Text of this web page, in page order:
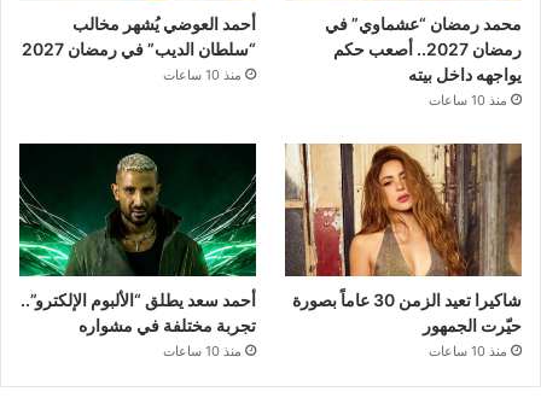
محمد رمضان “عشماوي” في
رمضان 2027.. أصعب حكم
يواجهه داخل بيته
منذ 10 ساعات
أحمد العوضي يُشهر مخالب
“سلطان الديب” في رمضان 2027
منذ 10 ساعات
شاكيرا تعيد الزمن 30 عاماً بصورة
حيّرت الجمهور
منذ 10 ساعات
أحمد سعد يطلق “الألبوم الإلكترو”..
تجربة مختلفة في مشواره
منذ 10 ساعات